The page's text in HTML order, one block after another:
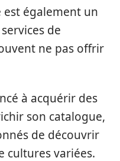
est également un
de
ne pas offrir
à acquérir des
son catalogue,
de découvrir
cultures variées.